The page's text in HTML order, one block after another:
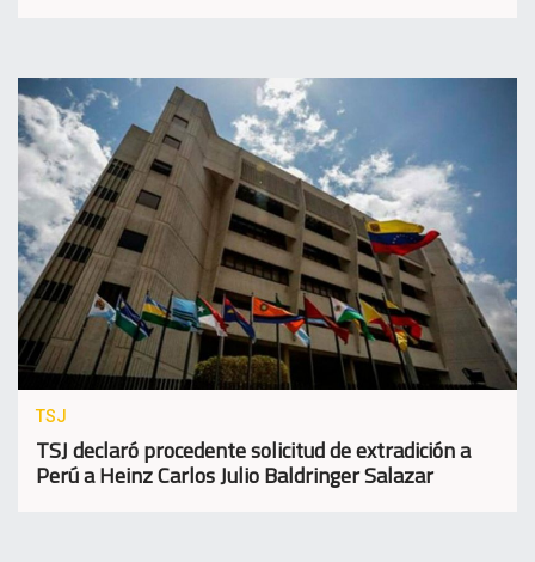
TSJ
TSJ declaró procedente solicitud de extradición a
Perú a Heinz Carlos Julio Baldringer Salazar